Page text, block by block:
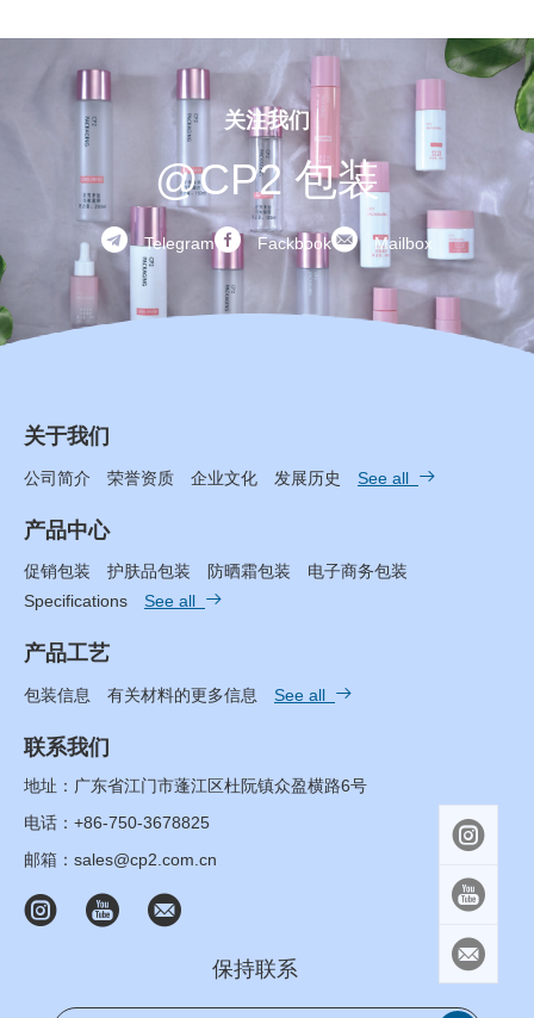
关注我们
@CP2 包装
 Telegram Fackbook Mailbox
关于我们
公司简介 荣誉资质 企业文化 发展历史 See all 
产品中心
促销包装 护肤品包装 防晒霜包装
电子商务包装
Specifications
See all 
产品工艺
包装信息 有关材料的更多信息 See all 
联系我们
地址：广东省江门市蓬江区杜阮镇众盈横路6号
电话：+86-750-3678825
邮箱：sales@cp2.com.cn
  
保持联系


